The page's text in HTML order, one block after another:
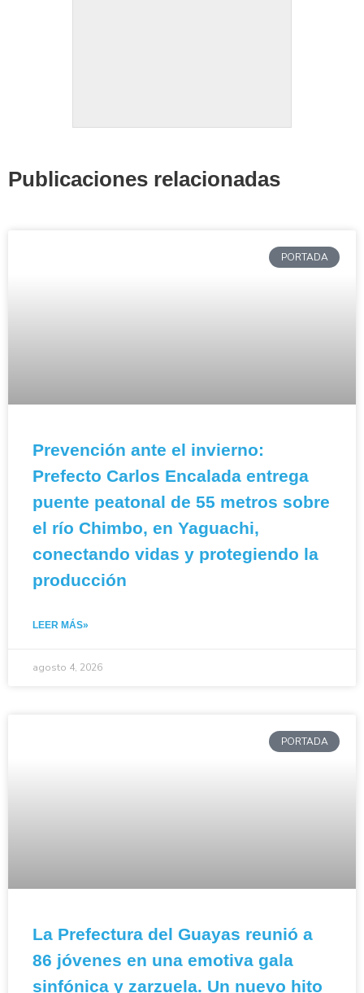
Publicaciones relacionadas
PORTADA
Prevención ante el invierno:
Prefecto Carlos Encalada entrega
puente peatonal de 55 metros sobre
el río Chimbo, en Yaguachi,
conectando vidas y protegiendo la
producción
LEER MÁS»
agosto 4, 2026
PORTADA
La Prefectura del Guayas reunió a
86 jóvenes en una emotiva gala
sinfónica y zarzuela. Un nuevo hito